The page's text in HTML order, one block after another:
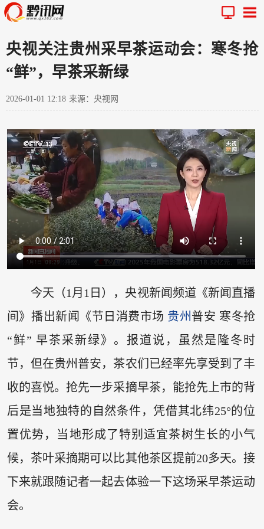
央视关注贵州采早茶运动会：寒冬抢
“鲜”，早茶采新绿
2026-01-01 12:18 来源：央视网
今天（1月1日），央视新闻频道《新闻直播
间》播出新闻《节日消费市场 贵州 普安 寒冬抢
“鲜” 早茶采新绿》。报道说，虽然是隆冬时
节，但在贵州普安，茶农们已经率先享受到了丰
收的喜悦。抢先一步采摘早茶，能抢先上市的背
后是当地独特的自然条件，凭借其北纬25°的位
置优势，当地形成了特别适宜茶树生长的小气
候，茶叶采摘期可以比其他茶区提前20多天。接
下来就跟随记者一起去体验一下这场采早茶运动
会。